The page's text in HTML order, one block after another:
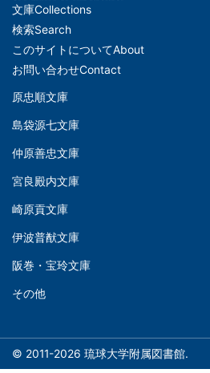
メ
イ
ン
ナ
ビ
ー
シ
ョ
ン
ッ
タ
文庫Collections
検索Search
このサイトについてAbout
お問い合わせContact
文
(Left)
原忠順文庫
島袋源七文庫
仲原善忠文庫
文
(Middle)
宮良殿内文庫
崎原貢文庫
伊波普猷文庫
文
庫
阪巻・宝玲文庫
その他
© 2011-2026 琉球大学附属図書館.